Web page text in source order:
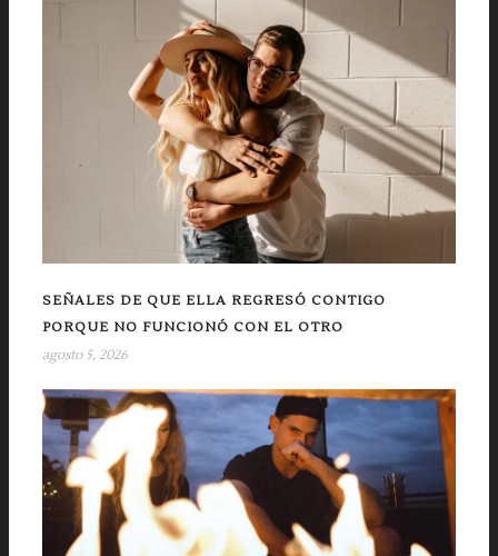
SEÑALES DE QUE ELLA REGRESÓ CONTIGO
PORQUE NO FUNCIONÓ CON EL OTRO
agosto 5, 2026